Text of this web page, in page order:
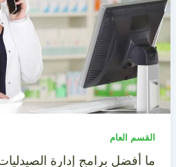
القسم العام
ما أفضل برامج إدارة